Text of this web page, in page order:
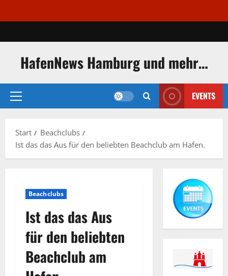
Inhalt
HafenNews Hamburg und mehr…
Primäres
EVENTS
Start
Beachclubs
Ist das das Aus für den beliebten Beachclub am Hafen.
Beachclubs
Ist das das Aus
für den beliebten
Beachclub am